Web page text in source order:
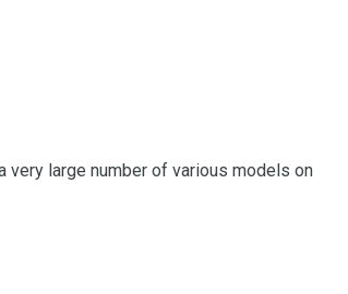
very large number of various models on